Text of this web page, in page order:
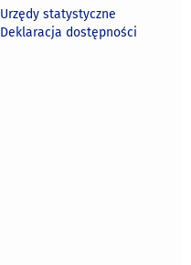
Urzędy statystyczne
Deklaracja dostępności